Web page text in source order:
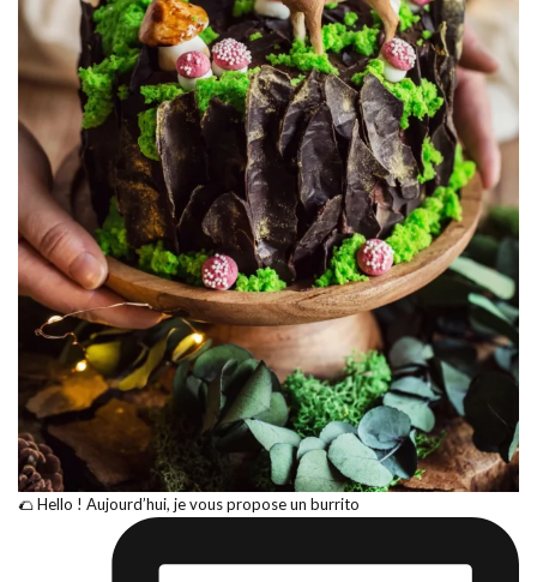
🌮 Hello ! Aujourd’hui, je vous propose un burrito